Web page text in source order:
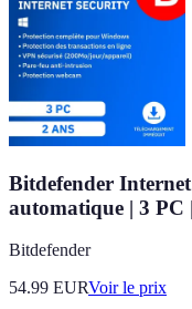
Bitdefender
automatique | 3 PC
Bitdefender
54.99 EURVoir le prix